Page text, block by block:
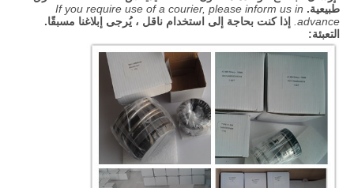
طبيعية. If you require use of a courier, please inform us in
advance.
إذا كنت بحاجة إلى استخدام ناقل ، يُرجى إبلاغنا مسبقًا.
التعبئة: